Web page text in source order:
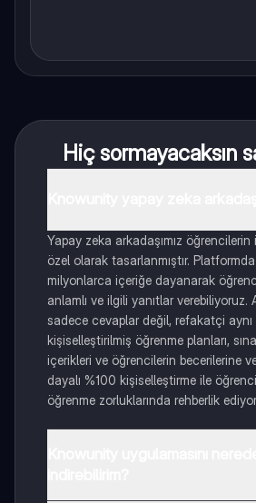
Hiç sormayacaksın
Yapay zeka arkadaşımız
özel olarak tasarlanmıştır.
milyonlarca içeriğe dayanarak
anlamlı ve ilgili yanıtlar verebiliyoruz.
sadece cevaplar değil, refakatçi
kişiselleştirilmiş öğrenme planları,
içerikleri ve öğrencilerin becerilerine
dayalı %100 kişiselleştirme ile
öğrenme zorluklarında rehberlik